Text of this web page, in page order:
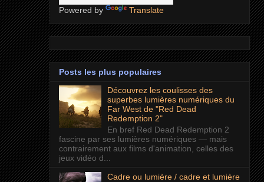
Powered by Translate
Posts les plus populaires
Découvrez les coulisses des
superbes lumières numériques du
Far West de "Red Dead
Redemption 2"
En bref Red Dead Redemption 2
fascine par ses lumières numériques — mais
contrairement aux films d'animation, celles des
jeux vidéo d...
Cadre ou lumière / cadre et lumière